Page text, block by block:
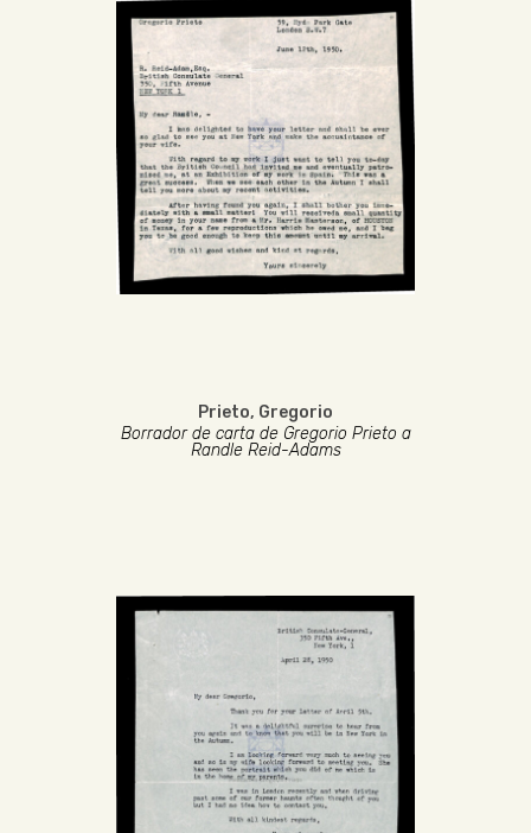
Prieto, Gregorio
Borrador de carta de Gregorio Prieto a
Randle Reid-Adams